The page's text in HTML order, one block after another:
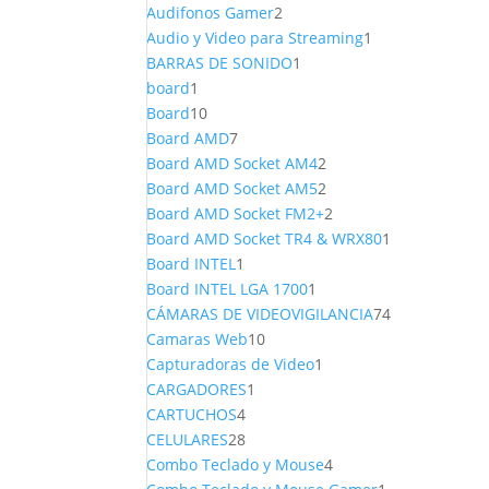
productos
Audifonos Gamer2
productos
Audio y Video para Streaming1
BARRAS DE SONIDO1
board1
producto
Board1010
productos
Board AMD77
productos
Board AMD Socket AM42
Board AMD Socket AM52
productos
Board AMD Socket FM2+2
productos
Board AMD Socket TR4 & WRX801
Board INTEL1
producto
Board INTEL LGA 17001
producto
CÁMARAS DE VIDEOVIGILANCIA7474
Camaras Web1010
productos
Capturadoras de Video1
CARGADORES1
CARTUCHOS44
productos
CELULARES2828
productos
Combo Teclado y Mouse44